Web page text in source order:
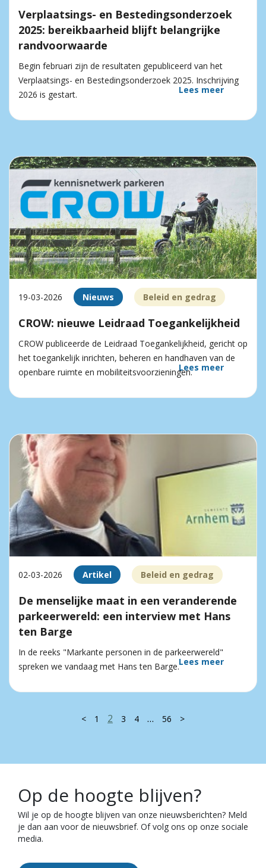
Verplaatsings- en Bestedingsonderzoek
2025: bereikbaarheid blijft belangrijke
randvoorwaarde
Begin februari zijn de resultaten gepubliceerd van het
Verplaatsings- en Bestedingsonderzoek 2025. Inschrijving
2026 is gestart.
Lees meer
19-03-2026 Nieuws Beleid en gedrag
CROW: nieuwe Leidraad Toegankelijkheid
CROW publiceerde de Leidraad Toegankelijkheid, gericht op
het toegankelijk inrichten, beheren en handhaven van de
openbare ruimte en mobiliteitsvoorzieningen.Lees meer
02-03-2026 Artikel Beleid en gedrag
De menselijke maat in een veranderende
parkeerwereld: een interview met Hans
ten Barge
In de reeks "Markante personen in de parkeerwereld"
spreken we vandaag met Hans ten Barge.Lees meer
< 1 2 3 4 … 56 >
Op de hoogte blijven?
Wil je op de hoogte blijven van onze nieuwsberichten? Meld
je dan aan voor de nieuwsbrief. Of volg ons op onze sociale
media.